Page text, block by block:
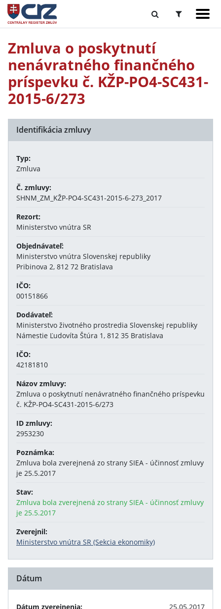
Zmluva o poskytnutí
nenávratného finančného
príspevku č. KŽP-PO4-SC431-
2015-6/273
Identifikácia zmluvy
Typ:
Zmluva
Č. zmluvy:
SHNM_ZM_KŽP-PO4-SC431-2015-6-273_2017
Rezort:
Ministerstvo vnútra SR
Objednávateľ:
Ministerstvo vnútra Slovenskej republiky
Pribinova 2, 812 72 Bratislava
IČO:
00151866
Dodávateľ:
Ministerstvo životného prostredia Slovenskej republiky
Námestie Ľudovíta Štúra 1, 812 35 Bratislava
IČO:
42181810
Názov zmluvy:
Zmluva o poskytnutí nenávratného finančného príspevku
č. KŽP-PO4-SC431-2015-6/273
ID zmluvy:
2953230
Poznámka:
Zmluva bola zverejnená zo strany SIEA - účinnosť zmluvy
je 25.5.2017
Stav:
Zmluva bola zverejnená zo strany SIEA - účinnosť zmluvy
je 25.5.2017
Zverejnil:
Ministerstvo vnútra SR (Sekcia ekonomiky)
Dátum
Dátum zverejnenia:
25.05.2017